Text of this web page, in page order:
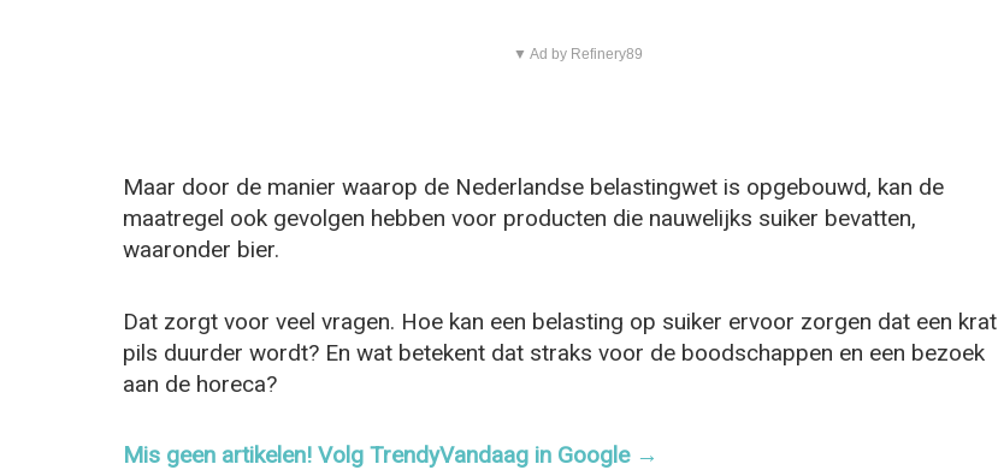
▼ Ad by Refinery89
Maar door de manier waarop de Nederlandse belastingwet is opgebouwd, kan de
maatregel ook gevolgen hebben voor producten die nauwelijks suiker bevatten,
waaronder bier.
Dat zorgt voor veel vragen. Hoe kan een belasting op suiker ervoor zorgen dat een krat
pils duurder wordt? En wat betekent dat straks voor de boodschappen en een bezoek
aan de horeca?
Mis geen artikelen! Volg TrendyVandaag in Google →